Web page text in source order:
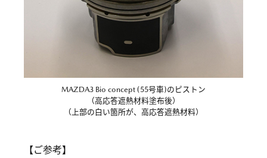
MAZDA3 Bio concept (55号車)のピストン
（高応答遮熱材料塗布後）
（上部の白い箇所が、高応答遮熱材料）
【ご参考】